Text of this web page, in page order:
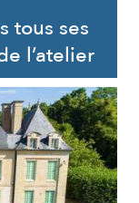
tous ses
l’atelier